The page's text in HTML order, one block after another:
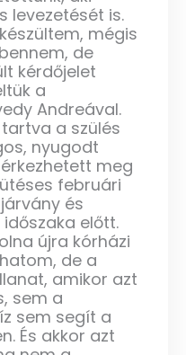
levezetését is.
mégis
de
kérdőjelet
a
Andreával.
a szülés
nyugodt
meg
februári
és
előtt.
újra kórházi
de a
amikor azt
sem a
sem segít a
És akkor azt